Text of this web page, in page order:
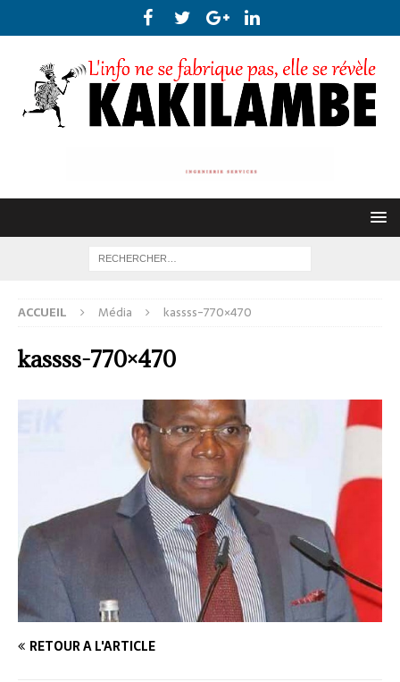
ACCUEIL Média kassss-770×470
kassss-770×470
RETOUR À L'ARTICLE